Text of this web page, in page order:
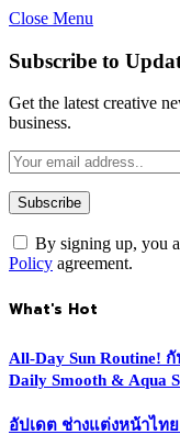
Close Menu
Subscribe to
Get the latest creative
business.
By signing up, you
Policy agreement.
What's Hot
All-Day Sun Routine!
Daily Smooth & Aqua
อัปเดต ช่างแต่งหน้าไทย